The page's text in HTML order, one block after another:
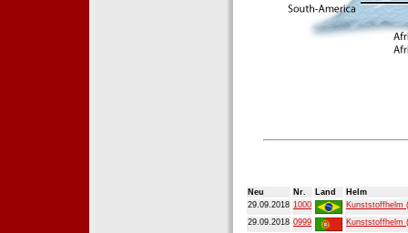
Neu Nr. Land
Helm
29.09.2018 1000
Kunststoffhelm
29.09.2018 0999
Kunststoffhelm